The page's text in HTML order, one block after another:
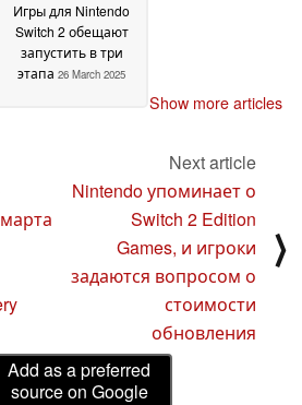
Игры для Nintendo
Switch 2 обещают
запустить в три
этапа 26 March 2025
Show more articles
Next article
Nintendo упоминает о
Switch 2 Edition
Games, и игроки
задаются вопросом о
стоимости
обновления
⟩
Add as a preferred
source on Google